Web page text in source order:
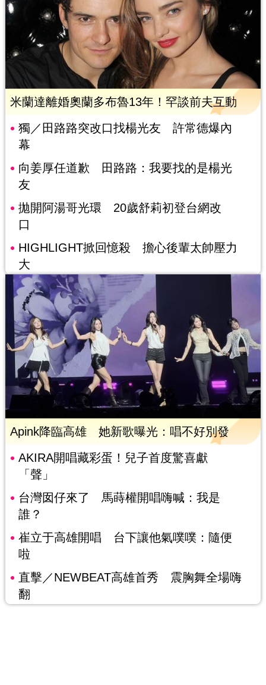
米蘭達離婚奧蘭多布魯13年！罕談前夫互動
獨／田路路突改口找楊光友 許常德爆內
幕
向姜厚任道歉 田路路：我要找的是楊光
友
拋開阿湯哥光環 20歲舒莉初登台網改
口
HIGHLIGHT掀回憶殺 擔心後輩太帥壓力
大
Apink降臨高雄 她新歌曝光：唱不好別發
AKIRA開唱藏彩蛋！兒子首度驚喜獻
「聲」
台灣囡仔來了 馬蒔權開唱嗨喊：我是
誰？
崔立于高雄開唱 台下讓他氣噗噗：隨便
啦
直擊／NEWBEAT高雄首秀 震胸舞全場嗨
翻